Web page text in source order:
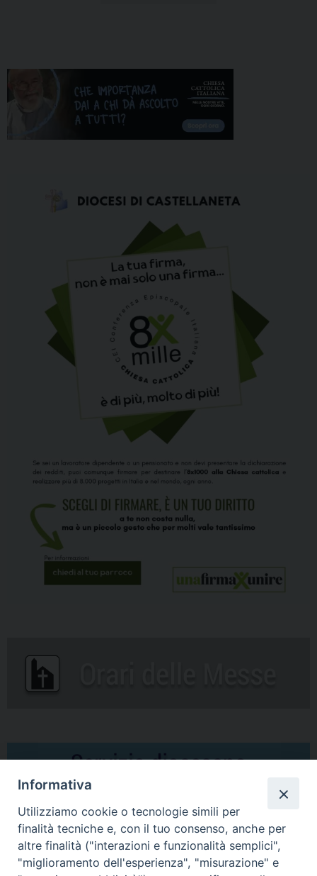
Comunicati Stampa
Informativa
Utilizziamo cookie o tecnologie simili per
finalità tecniche e, con il tuo consenso, anche per
altre finalità ("interazioni e funzionalità semplici",
"miglioramento dell'esperienza", "misurazione" e